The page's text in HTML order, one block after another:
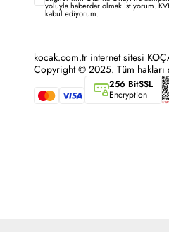
yoluyla haberdar olmak istiyorum.
kabul ediyorum.
kocak.com.tr internet sitesi
Copyright © 2025. Tüm hakları
256 BitSSL
Encryption